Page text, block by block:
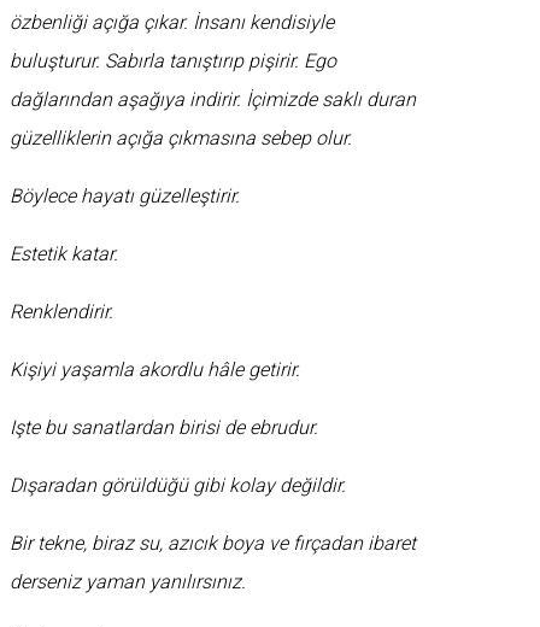
özbenliği açığa çıkar. İnsanı kendisiyle
buluşturur. Sabırla tanıştırıp pişirir. Ego
dağlarından aşağıya indirir. İçimizde saklı duran
güzelliklerin açığa çıkmasına sebep olur.
Böylece hayatı güzelleştirir.
Estetik katar.
Renklendirir.
Kişiyi yaşamla akordlu hâle getirir.
Işte bu sanatlardan birisi de ebrudur.
Dışaradan görüldüğü gibi kolay değildir.
Bir tekne, biraz su, azıcık boya ve fırçadan ibaret
derseniz yaman yanılırsınız.